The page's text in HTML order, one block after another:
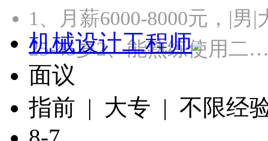
1、月薪6000-8000元，|
25-45岁2、能熟练使用
机械设计工程师
面议
指前 | 大专 | 不限经